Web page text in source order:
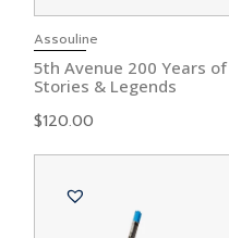
Assouline
5th Avenue 200 Years of
Stories & Legends
$120.00